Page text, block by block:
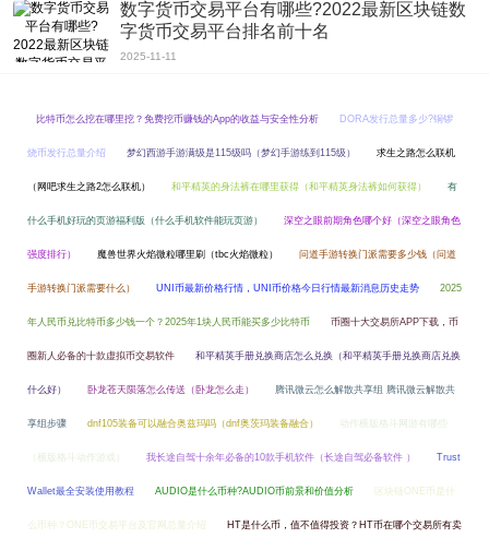
数字货币交易平台有哪些?2022最新区块链数
字货币交易平台排名前十名
2025-11-11
比特币怎么挖在哪里挖？免费挖币赚钱的App的收益与安全性分析 DORA发行总量多少?铜锣
烧币发行总量介绍 梦幻西游手游满级是115级吗（梦幻手游练到115级） 求生之路怎么联机
（网吧求生之路2怎么联机） 和平精英的身法裤在哪里获得（和平精英身法裤如何获得） 有
什么手机好玩的页游福利版（什么手机软件能玩页游） 深空之眼前期角色哪个好（深空之眼角色
强度排行） 魔兽世界火焰微粒哪里刷（tbc火焰微粒） 问道手游转换门派需要多少钱（问道
手游转换门派需要什么） UNI币最新价格行情，UNI币价格今日行情最新消息历史走势 2025
年人民币兑比特币多少钱一个？2025年1块人民币能买多少比特币 币圈十大交易所APP下载，币
圈新人必备的十款虚拟币交易软件 和平精英手册兑换商店怎么兑换（和平精英手册兑换商店兑换
什么好） 卧龙苍天陨落怎么传送（卧龙怎么走） 腾讯微云怎么解散共享组 腾讯微云解散共
享组步骤 dnf105装备可以融合奥兹玛吗（dnf奥茨玛装备融合） 动作横版格斗网游有哪些
（横版格斗动作游戏） 我长途自驾十余年必备的10款手机软件（长途自驾必备软件 ） Trust
Wallet最全安装使用教程 AUDIO是什么币种?AUDIO币前景和价值分析 区块链ONE币是什
么币种？ONE币交易平台及官网总量介绍 HT是什么币，值不值得投资？HT币在哪个交易所有卖